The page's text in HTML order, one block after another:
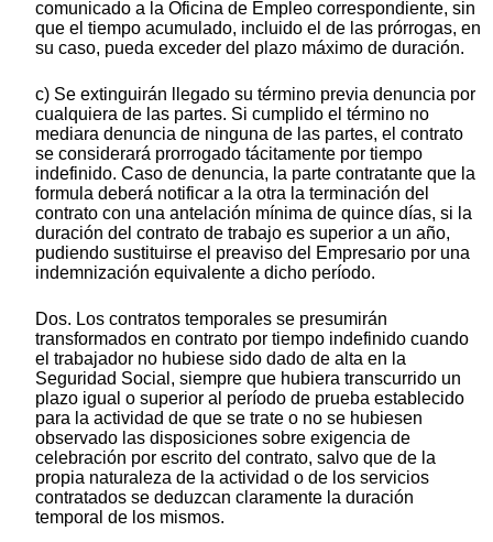
comunicado a la Oficina de Empleo correspondiente, sin
que el tiempo acumulado, incluido el de las prórrogas, en
su caso, pueda exceder del plazo máximo de duración.
c) Se extinguirán llegado su término previa denuncia por
cualquiera de las partes. Si cumplido el término no
mediara denuncia de ninguna de las partes, el contrato
se considerará prorrogado tácitamente por tiempo
indefinido. Caso de denuncia, la parte contratante que la
formula deberá notificar a la otra la terminación del
contrato con una antelación mínima de quince días, si la
duración del contrato de trabajo es superior a un año,
pudiendo sustituirse el preaviso del Empresario por una
indemnización equivalente a dicho período.
Dos. Los contratos temporales se presumirán
transformados en contrato por tiempo indefinido cuando
el trabajador no hubiese sido dado de alta en la
Seguridad Social, siempre que hubiera transcurrido un
plazo igual o superior al período de prueba establecido
para la actividad de que se trate o no se hubiesen
observado las disposiciones sobre exigencia de
celebración por escrito del contrato, salvo que de la
propia naturaleza de la actividad o de los servicios
contratados se deduzcan claramente la duración
temporal de los mismos.